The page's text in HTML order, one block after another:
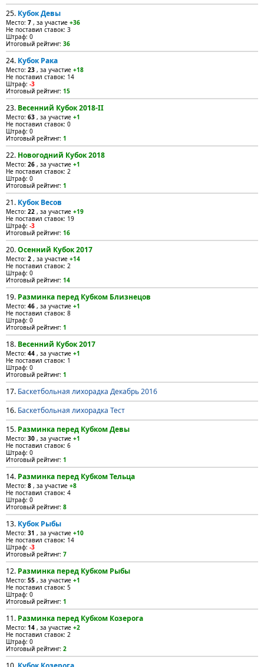
25. Кубок Девы
Место: 7 , за участие +36
Не поставил ставок: 3
Штраф: 0
Итоговый рейтинг: 36
24. Кубок Рака
Место: 23 , за участие +18
Не поставил ставок: 14
Штраф: -3
Итоговый рейтинг: 15
23. Весенний Кубок 2018-II
Место: 63 , за участие +1
Не поставил ставок: 0
Штраф: 0
Итоговый рейтинг: 1
22. Новогодний Кубок 2018
Место: 26 , за участие +1
Не поставил ставок: 2
Штраф: 0
Итоговый рейтинг: 1
21. Кубок Весов
Место: 22 , за участие +19
Не поставил ставок: 19
Штраф: -3
Итоговый рейтинг: 16
20.Осенний Кубок 2017
Место: 2 , за участие +14
Не поставил ставок: 2
Штраф: 0
Итоговый рейтинг: 14
19. Разминка перед Кубком Близнецов
Место: 46 , за участие +1
Не поставил ставок: 8
Штраф: 0
Итоговый рейтинг: 1
18. Весенний Кубок 2017
Место: 44 , за участие +1
Не поставил ставок: 1
Штраф: 0
Итоговый рейтинг: 1
17. Баскетбольная лихорадка Декабрь 2016
16. Баскетбольная лихорадка Тест
15. Разминка перед Кубком Девы
Место: 30 , за участие +1
Не поставил ставок: 6
Штраф: 0
Итоговый рейтинг: 1
14. Разминка перед Кубком Тельца
Место: 8 , за участие +8
Не поставил ставок: 4
Штраф: 0
Итоговый рейтинг: 8
13. Кубок Рыбы
Место: 31 , за участие +10
Не поставил ставок: 14
Штраф: -3
Итоговый рейтинг: 7
12. Разминка перед Кубком Рыбы
Место: 55 , за участие +1
Не поставил ставок: 5
Штраф: 0
Итоговый рейтинг: 1
11. Разминка перед Кубком Козерога
Место: 14 , за участие +2
Не поставил ставок: 2
Штраф: 0
Итоговый рейтинг: 2